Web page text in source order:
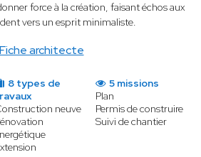
Fiche architecte
force à la création, faisant échos aux
vers un esprit minimaliste.
8 types de
neuve
5 missions
Plan
Permis de construire
Suivi de chantier